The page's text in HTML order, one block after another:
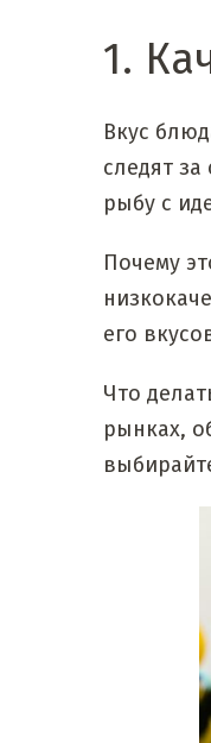
1.
Вкус
следят
рыбу с
Почему
его
Что
рынках,